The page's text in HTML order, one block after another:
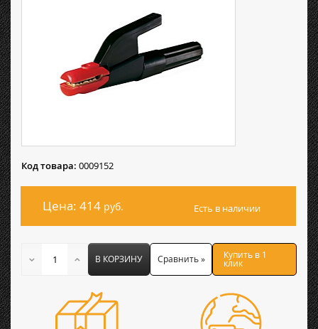
Код товара: 0009152
Цена: 414 руб. Есть в наличии
В КОРЗИНУ Сравнить » Купить в 1
клик